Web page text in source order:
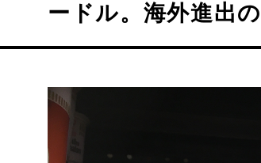
ードル。海外進出